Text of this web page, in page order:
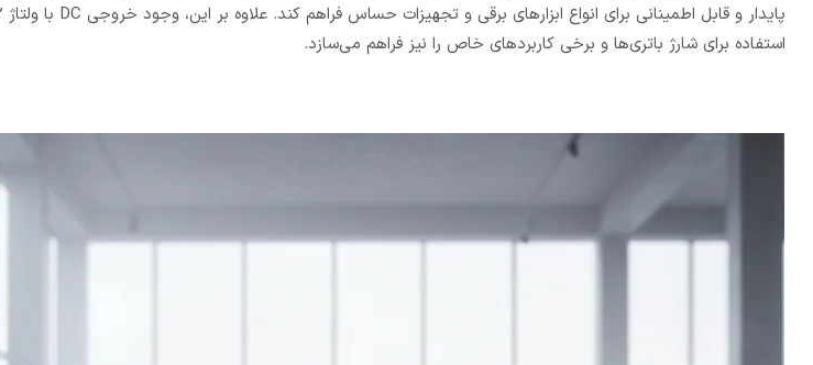
استفاده برای شارژ باتری‌ها و برخی کاربردهای خاص را نیز فراهم می‌سازد.